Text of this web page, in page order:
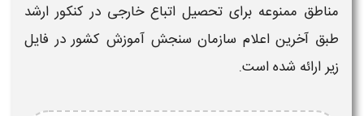
مناطق ممنوعه برای تحصیل اتباع خارجی در کنکور ارشد
طبق آخرین اعلام سازمان سنجش آموزش کشور در فایل
زیر ارائه شده است.